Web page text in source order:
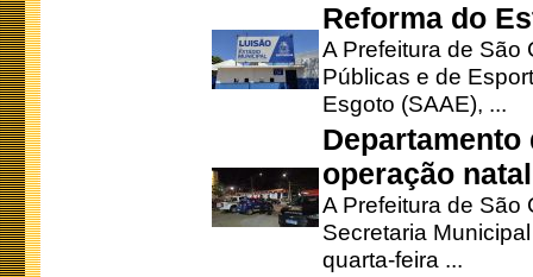
Reforma do
A Prefeitura de São
Públicas e de
Esgoto (SAAE), ...
operação
A Prefeitura de São
Secretaria
quarta-feira ...